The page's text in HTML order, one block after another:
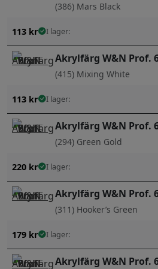
(386) Mars Black
113 kr I lager:
Akrylfärg W&N Prof.
(415) Mixing White
113 kr I lager:
Akrylfärg W&N Prof.
(294) Green Gold
220 kr I lager:
Akrylfärg W&N Prof.
(311) Hooker’s Green
179 kr I lager:
Akrylfärg W&N Prof.